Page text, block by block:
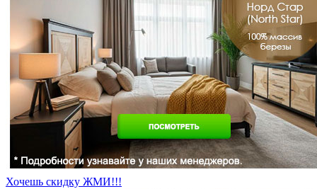
Хочешь скидку ЖМИ!!!